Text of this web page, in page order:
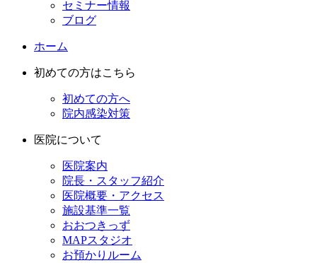
セミナー情報
ブログ
ホーム
初めての方はこちら
初めての方へ
院内感染対策
医院について
医院案内
院長・スタッフ紹介
医院概要・アクセス
施設基準一覧
おおつきっず
MAPスタジオ
お預かりルーム